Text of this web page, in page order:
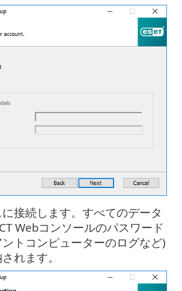
接続します。すべてのデータ
Webコンソールのパスワード
トコンピューターのログなど)
れます。